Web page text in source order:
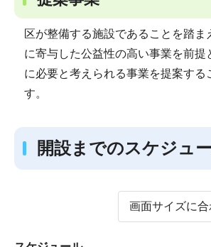
区が整備する施設であることを踏ま
に寄与した公益性の高い事業を前提
に必要と考えられる事業を提案する
す。
開設までのスケジュ
画面サイズに